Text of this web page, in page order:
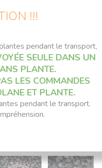
!!!
pendant le transport,
SEULE DANS UN
PLANTE.
LES COMMANDES
ET PLANTE.
pendant le transport.